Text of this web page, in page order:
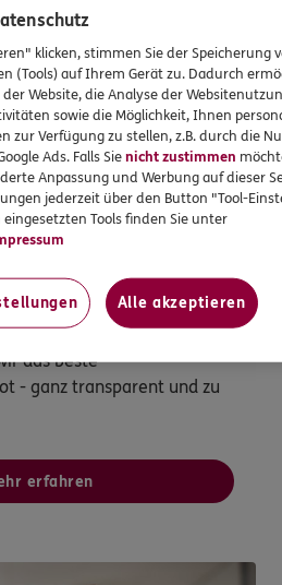
Wirklichkeit
bauen oder
- bei uns sind Sie mit
Partner gut aufgehoben.
das beste
- ganz transparent und zu
erfahren
klicken, stimmen Sie der Speicherung
(Tools) auf Ihrem Gerät zu. Dadurch
Website, die Analyse der
sowie die Möglichkeit, Ihnen
zur Verfügung zu stellen, z.B. durch die
Ads. Falls Sienicht zustimmen
Anpassung und Werbung auf dieser
jederzeit über den Button "Tool-
Tools finden Sie unter
Alle akzeptieren